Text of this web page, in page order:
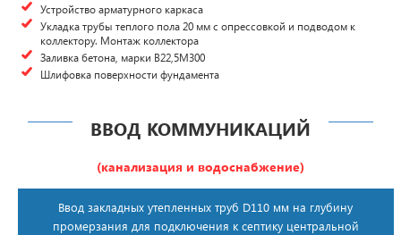
Устройство арматурного каркаса
Укладка трубы теплого пола 20 мм с опрессовкой и подводом к
коллектору. Монтаж коллектора
Заливка бетона, марки В22,5М300
Шлифовка поверхности фундамента
ВВОД КОММУНИКАЦИЙ
(канализация и водоснабжение)
Ввод закладных утепленных труб D110 мм на глубину
промерзания для подключения к септику центральной